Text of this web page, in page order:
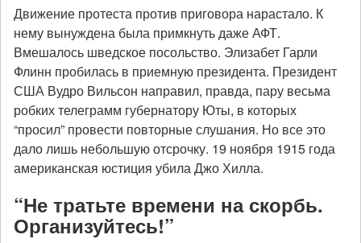
Движение протеста против приговора нарастало. К
нему вынуждена была примкнуть даже АФТ.
Вмешалось шведское посольство. Элизабет Гарли
Флинн пробилась в приемную президента. Президент
США Вудро Вильсон направил, правда, пару весьма
робких телеграмм губернатору Юты, в которых
“просил” провести повторные слушания. Но все это
дало лишь небольшую отсрочку. 19 ноября 1915 года
американская юстиция убила Джо Хилла.
“Не тратьте времени на скорбь.
Организуйтесь!”